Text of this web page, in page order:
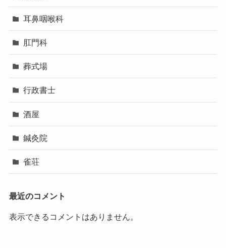
耳鼻咽喉科
肛門科
葬式場
行政書士
酒屋
鍼灸院
雀荘
最近のコメント
表示できるコメントはありません。